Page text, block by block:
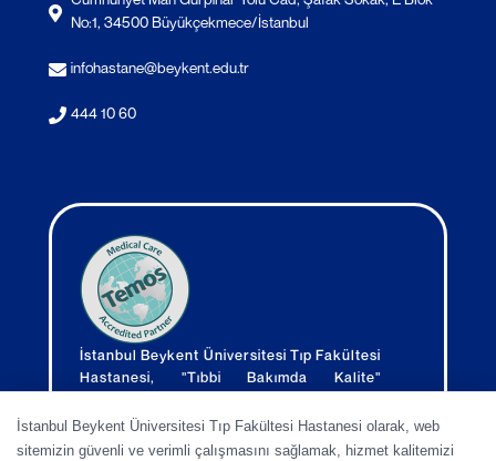
No:1, 34500 Büyükçekmece/İstanbul
infohastane@beykent.edu.tr
444 10 60
İstanbul Beykent Üniversitesi Tıp Fakültesi
Hastanesi, "Tıbbi Bakımda Kalite"
Hizmetleri Akreditasyon kuruluşu
tarafından akredite edilmiştir.
İstanbul Beykent Üniversitesi Tıp Fakültesi Hastanesi olarak, web
sitemizin güvenli ve verimli çalışmasını sağlamak, hizmet kalitemizi